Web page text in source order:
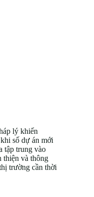
lý khiến
số dự án mới
tập trung vào
thiện và thông
trường cần thời